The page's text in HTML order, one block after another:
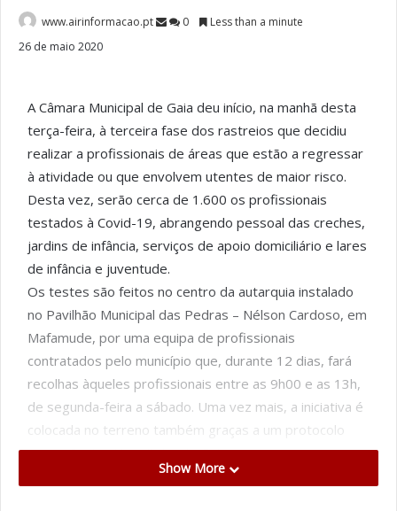
www.airinformacao.pt 0
Less than a minute
26 de maio 2020
A Câmara Municipal de Gaia deu início, na manhã desta
terça-feira, à terceira fase dos rastreios que decidiu
realizar a profissionais de áreas que estão a regressar
à atividade ou que envolvem utentes de maior risco.
Desta vez, serão cerca de 1.600 os profissionais
testados à Covid-19, abrangendo pessoal das creches,
jardins de infância, serviços de apoio domiciliário e lares
de infância e juventude.
Os testes são feitos no centro da autarquia instalado
no Pavilhão Municipal das Pedras – Nélson Cardoso, em
Mafamude, por uma equipa de profissionais
contratados pelo município que, durante 12 dias, fará
recolhas àqueles profissionais entre as 9h00 e as 13h,
de segunda-feira a sábado. Uma vez mais, a iniciativa é
colocada no terreno também graças a um protocolo
com o Centro Hospitalar de Gaia.
Esta é mais uma iniciativa da Câmara Municipal com
Show More